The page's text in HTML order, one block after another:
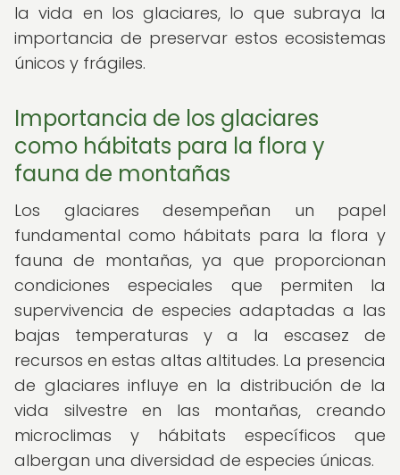
la vida en los glaciares, lo que subraya la
importancia de preservar estos ecosistemas
únicos y frágiles.
Importancia de los glaciares
como hábitats para la flora y
fauna de montañas
Los glaciares desempeñan un papel
fundamental como hábitats para la flora y
fauna de montañas, ya que proporcionan
condiciones especiales que permiten la
supervivencia de especies adaptadas a las
bajas temperaturas y a la escasez de
recursos en estas altas altitudes. La presencia
de glaciares influye en la distribución de la
vida silvestre en las montañas, creando
microclimas y hábitats específicos que
albergan una diversidad de especies únicas.